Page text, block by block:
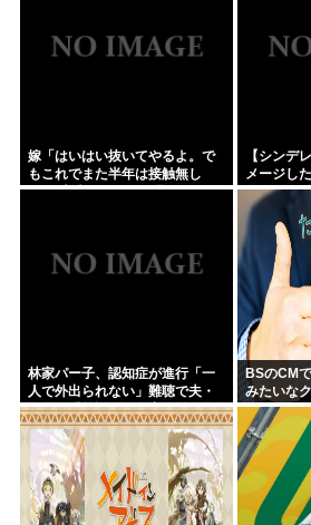
嫁「はいはい抜いてやるよ。で
もこれでまた半年は接触無し
な」 暗黙のこれツラ過ぎるだろ
【シンデ
メージし
クレスが
林家パー子、認知症が進行「一
人で外出られない」難聴で夫・
ペーと「筆談」…自宅全焼から
約1年
BSのCM
みたいな
8000円ぐ